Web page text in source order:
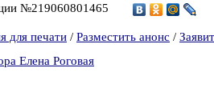
№219060801465
для печати / Разместить анонс /
Елена Роговая